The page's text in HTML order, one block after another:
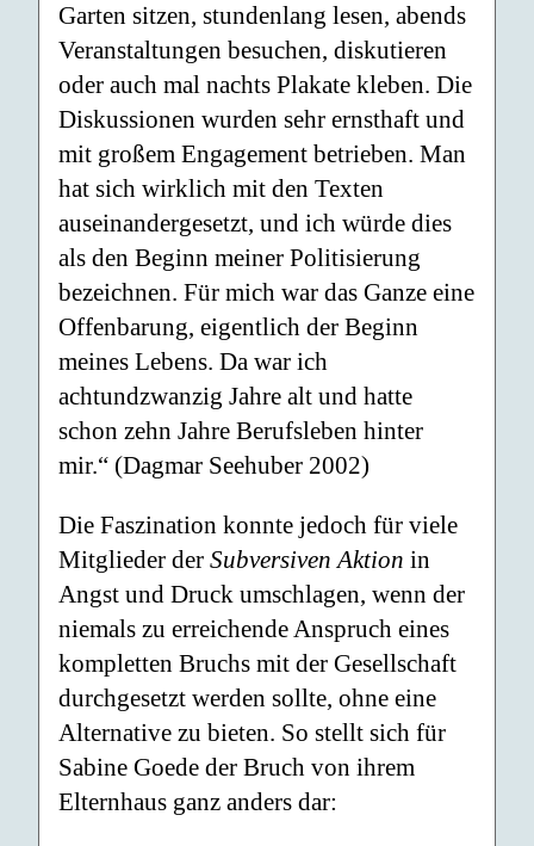
Garten sitzen, stundenlang lesen, abends
Veranstaltungen besuchen, diskutieren
oder auch mal nachts Plakate kleben. Die
Diskussionen wurden sehr ernsthaft und
mit großem Engagement betrieben. Man
hat sich wirklich mit den Texten
auseinandergesetzt, und ich würde dies
als den Beginn meiner Politisierung
bezeichnen. Für mich war das Ganze eine
Offenbarung, eigentlich der Beginn
meines Lebens. Da war ich
achtundzwanzig Jahre alt und hatte
schon zehn Jahre Berufsleben hinter
mir.“ (Dagmar Seehuber 2002)
Die Faszination konnte jedoch für viele
Mitglieder der Subversiven Aktion in
Angst und Druck umschlagen, wenn der
niemals zu erreichende Anspruch eines
kompletten Bruchs mit der Gesellschaft
durchgesetzt werden sollte, ohne eine
Alternative zu bieten. So stellt sich für
Sabine Goede der Bruch von ihrem
Elternhaus ganz anders dar: